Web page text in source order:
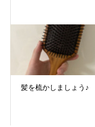
髪を梳かしましょう♪